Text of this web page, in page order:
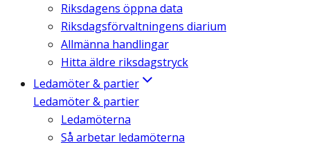
Riksdagens öppna data
Riksdagsförvaltningens diarium
Allmänna handlingar
Hitta äldre riksdagstryck
Ledamöter & partier
Ledamöter & partier
Ledamöterna
Så arbetar ledamöterna